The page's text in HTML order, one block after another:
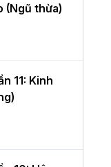
(Ngũ thừa)
11: Kinh